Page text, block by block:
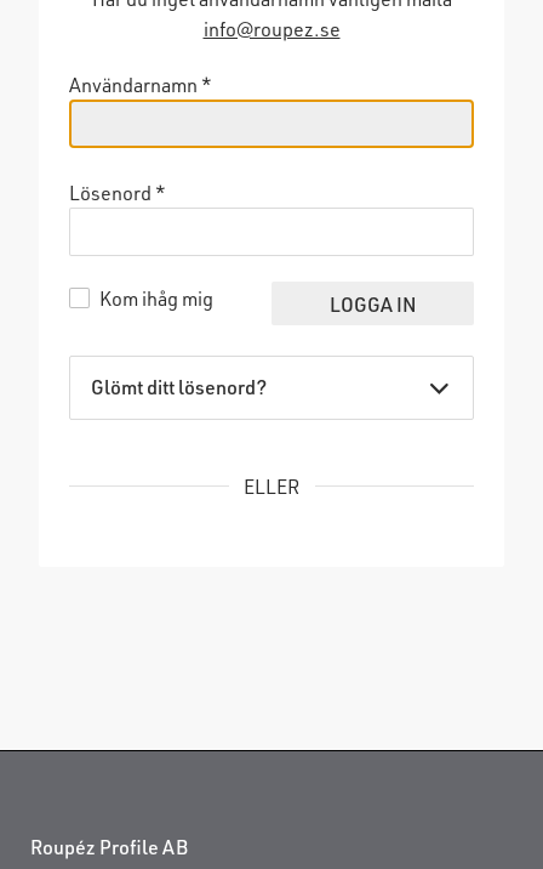
info@roupez.se
Användarnamn *
Lösenord *
Kom ihåg mig
Glömt ditt lösenord?
ELLER
Roupéz Profile AB